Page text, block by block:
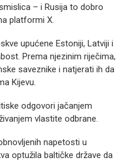
– i Rusija to dobro
platformi X.
upućene Estoniji, Latviji i
Prema njezinim riječima,
saveznike i natjerati ih da
Kijevu.
odgovori jačanjem
vlastite odbrane.
napetosti u
optužila baltičke države da